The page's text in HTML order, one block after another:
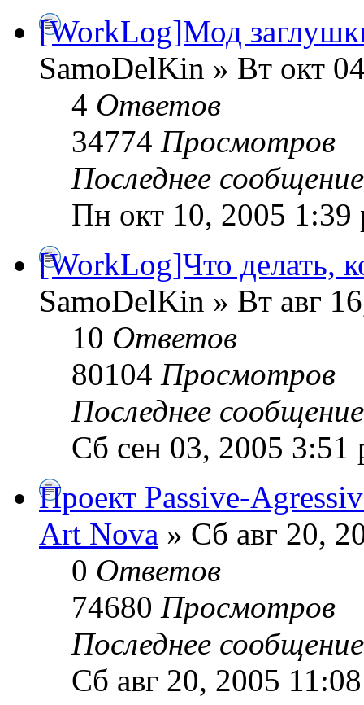
[WorkLog]Мод
SamoDelKin » Вт окт
4 Ответов
34774 Просмотров
Последнее
Пн окт 10, 2005 1:39
[WorkLog]Что делать,
SamoDelKin » Вт авг
10 Ответов
80104 Просмотров
Последнее
Сб сен 03, 2005 3:51
Проект Passive-
Art Nova » Сб авг 20,
0 Ответов
74680 Просмотров
Последнее
Сб авг 20, 2005